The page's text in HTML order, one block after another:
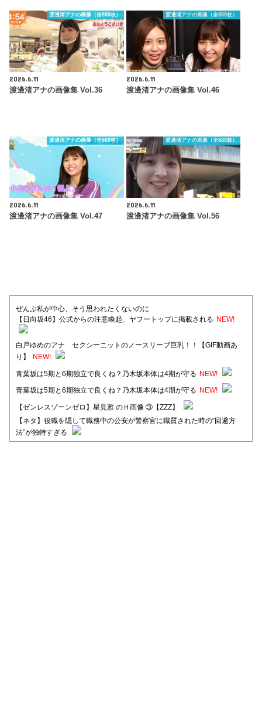
渡邊渚アナの画像（全889枚）
2026.6.11
渡邊渚アナの画像集 Vol.36
渡邊渚アナの画像（全889枚）
2026.6.11
渡邊渚アナの画像集 Vol.46
渡邊渚アナの画像（全889枚）
2026.6.11
渡邊渚アナの画像集 Vol.47
渡邊渚アナの画像（全889枚）
2026.6.11
渡邊渚アナの画像集 Vol.56
ぜんぶ私が中心、そう思われたくないのに
【日向坂46】公式からの注意喚起、ヤフートップに掲載される NEW!
白戸ゆめのアナ セクシーニットのノースリーブ巨乳！！【GIF動画あ
り】
NEW!
青葉坂は5期と6期独立で良くね？乃木坂本体は4期が守る NEW!
青葉坂は5期と6期独立で良くね？乃木坂本体は4期が守る NEW!
【ゼンレスゾーンゼロ】星見雅 のＨ画像 ③【ZZZ】
【ネタ】役職を隠して職務中の公安が警察官に職質された時の“回避方
法”が独特すぎる